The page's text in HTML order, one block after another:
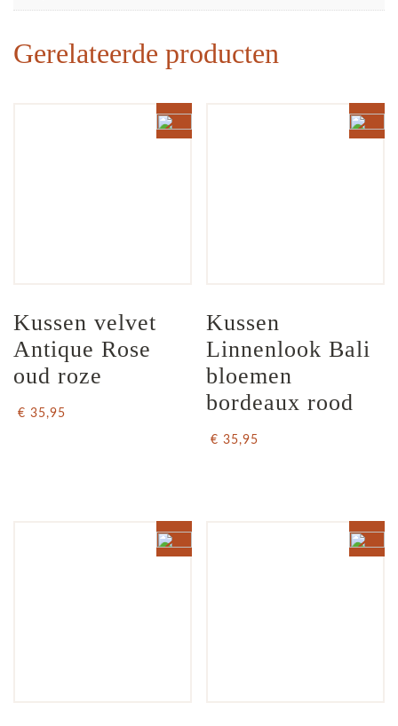
Gerelateerde producten
Kussen velvet
Antique Rose
oud roze
€ 35,95
Kussen
Linnenlook Bali
bloemen
bordeaux rood
€ 35,95